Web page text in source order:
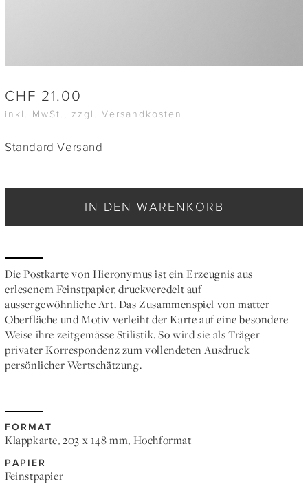
CHF 21.00
inkl. MwSt., zzgl. Versandkosten
Standard Versand
IN DEN WARENKORB
Die Postkarte von Hieronymus ist ein Erzeugnis aus
erlesenem Feinstpapier, druckveredelt auf
aussergewöhnliche Art. Das Zusammenspiel von matter
Oberfläche und Motiv verleiht der Karte auf eine besondere
Weise ihre zeitgemässe Stilistik. So wird sie als Träger
privater Korrespondenz zum vollendeten Ausdruck
persönlicher Wertschätzung.
FORMAT
Klappkarte, 203 x 148 mm, Hochformat
PAPIER
Feinstpapier